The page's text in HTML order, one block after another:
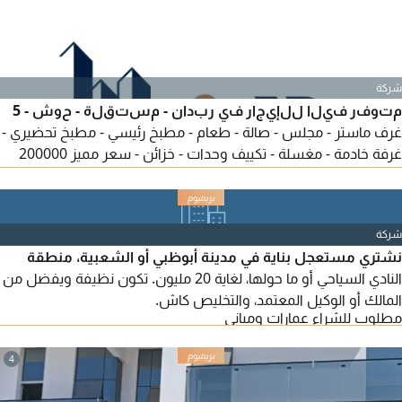
شركة
متوفر فيلا للإيجار في ربدان - مستقلة - حوش - 5
غرف ماستر - مجلس - صالة - طعام - مطبخ رئيسي - مطبخ تحضيري -
غرفة خادمة - مغسلة - تكييف وحدات - خزائن - سعر مميز 200000
درهم - موقع مميز - بالقرب من كافة الخدمات - يمتنع الوسطاء -
لمزيد من التفاصيل تواصل معنا - المرجع MASAR - 1631
شركة
نشتري مستعجل بناية في مدينة أبوظبي أو الشعبية، منطقة
النادي السياحي أو ما حولها، لغاية 20 مليون. تكون نظيفة ويفضل من
المالك أو الوكيل المعتمد، والتخليص كاش.
مطلوب للشراء عمارات ومباني
4